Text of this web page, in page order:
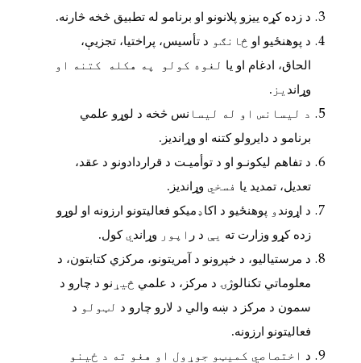
د زده کړه ییزو پلانونو او برنامو له تطبیق څخه څارنه.
د پوهنځیو او څانګو د تأسیس، پراختیا، تجزیې،
الحاق، ادغام او یا لغوه کولو په هکله کتنه او
وړاند یز.
د لیسانس او له لیسا نس څخه د لوړو علمي
برنامو د دایرولو کتنه او وړاندیز .
د تفاهم لیکونـو او د توأمیـت د قراردادونو د عقد،
تعدیل، تمدید یا فسخي وړاندیز .
د اړوند و پوهنځیو د اکاډ میکو فعالیتونو ارزونه او لوړو
زده کړو وزارت ته يې د ر اپور وړاندي کول.
د مرستیالیو، د خپرونو د آمريتونو، مرکزي کتابتون، د
معلوماتي تکنالوژ ۍ د مرکز، د علمي څيړ نو د چارو د
سمون د مرکز د ښه والي د لارو چارو د لټولو د
فعالیتونو ارزونه.
د اختصاصي کميټو جوړول او هغو ته د ځینو